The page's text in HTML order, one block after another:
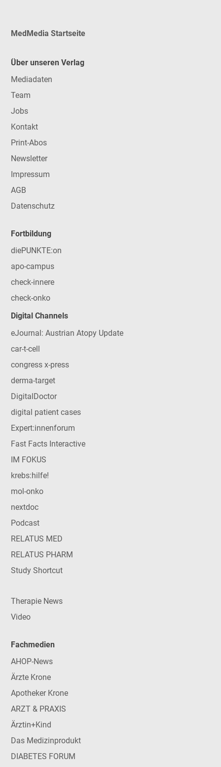
MedMedia Startseite
Über unseren Verlag
Mediadaten
Team
Jobs
Kontakt
Print-Abos
Newsletter
Impressum
AGB
Datenschutz
Fortbildung
diePUNKTE:on
apo-campus
check-innere
check-onko
Digital Channels
eJournal: Austrian Atopy Update
car-t-cell
congress x-press
derma-target
DigitalDoctor
digital patient cases
Expert:innenforum
Fast Facts Interactive
IM FOKUS
krebs:hilfe!
mol-onko
nextdoc
Podcast
RELATUS MED
RELATUS PHARM
Study Shortcut
Therapie News
Video
Fachmedien
AHOP-News
Ärzte Krone
Apotheker Krone
ARZT & PRAXIS
Ärztin+Kind
Das Medizinprodukt
DIABETES FORUM